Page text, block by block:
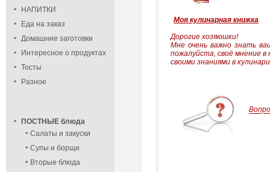
НАПИТКИ
Еда на заказ
Домашние заготовки
Интересное о продуктах
Тосты
Разное
ПОСТНЫЕ блюда
Салаты и закуски
Супы и борщи
Вторые блюда
Моя кулинарная книжка
Дорогие хозяюшки!
Мне очень важно знать
пожалуйста, своё мнение
своими знаниями в